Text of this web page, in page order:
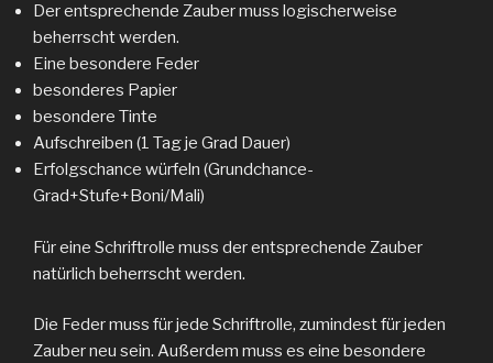
Der entsprechende Zauber muss logischerweise
beherrscht werden.
Eine besondere Feder
besonderes Papier
besondere Tinte
Aufschreiben (1 Tag je Grad Dauer)
Erfolgschance würfeln (Grundchance-
Grad+Stufe+Boni/Mali)
Für eine Schriftrolle muss der entsprechende Zauber
natürlich beherrscht werden.
Die Feder muss für jede Schriftrolle, zumindest für jeden
Zauber neu sein. Außerdem muss es eine besondere